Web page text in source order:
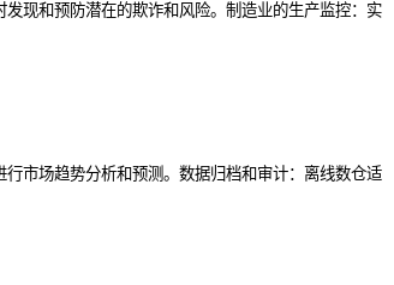
现和预防潜在的欺诈和风险。制造业的生产监控：实
市场趋势分析和预测。数据归档和审计：离线数仓适